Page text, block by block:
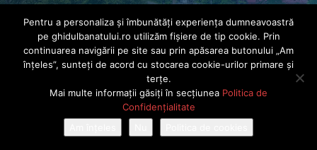
ani.
© Ghidul Banatului 2025. Toate drepturile rezervate · Dezvoltat de
Power Media FX
Pentru a personaliza și îmbunătăți experiența dumneavoastră
pe ghidulbanatului.ro utilizăm fișiere de tip cookie. Prin
continuarea navigării pe site sau prin apăsarea butonului „Am
înțeles”, sunteți de acord cu stocarea cookie-urilor primare și
terțe.
Mai multe informații găsiți în secțiunea Politica de
Confidențialitate